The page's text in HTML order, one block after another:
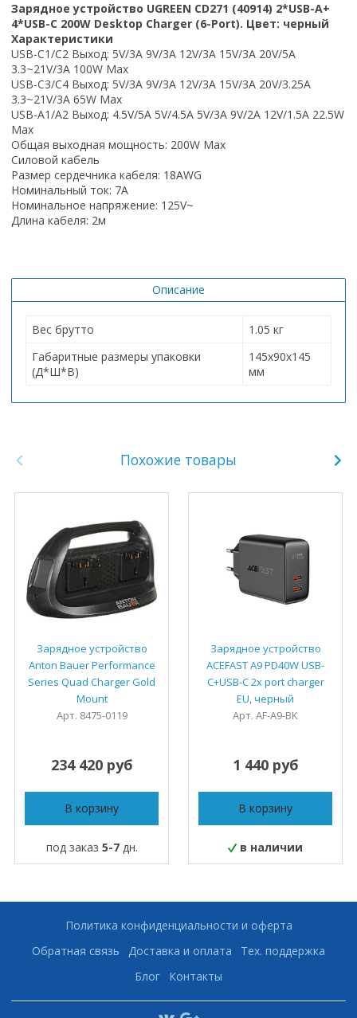
Зарядное устройство UGREEN CD271 (40914) 2*USB-A+
4*USB-C 200W Desktop Charger (6-Port). Цвет: черный
Характеристики
USB-C1/C2 Выход: 5V/3A 9V/3A 12V/3A 15V/3A 20V/5A
3.3~21V/3A 100W Max
USB-C3/C4 Выход: 5V/3A 9V/3A 12V/3A 15V/3A 20V/3.25A
3.3~21V/3A 65W Max
USB-A1/A2 Выход: 4.5V/5A 5V/4.5A 5V/3A 9V/2A 12V/1.5A 22.5W
Max
Общая выходная мощность: 200W Max
Силовой кабель
Размер сердечника кабеля: 18AWG
Номинальный ток: 7A
Номинальное напряжение: 125V~
Длина кабеля: 2м
Описание
Вес брутто
1.05 кг
Габаритные размеры упаковки
(Д*Ш*В)
145х90х145
мм
Похожие товары
Зарядное устройство
Anton Bauer Performance
Series Quad Charger Gold
Mount
Арт. 8475-0119
234 420 руб
В корзину
под заказ 5-7дн.
Зарядное устройство
ACEFAST A9 PD40W USB-
C+USB-C 2x port charger
EU, черный
Арт. AF-A9-BK
1 440 руб
В корзину
в наличии
Политика конфиденциальности и оферта
Обратная связь
Доставка и оплата
Тех. поддержка
Блог
Контакты